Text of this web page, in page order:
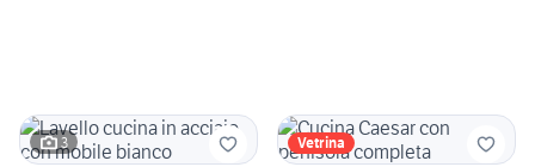
3 Vetrina